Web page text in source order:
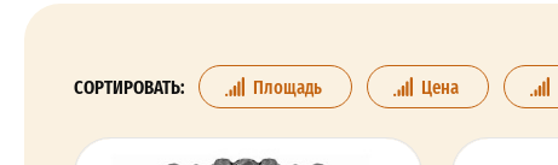
СОРТИРОВАТЬ: Площадь Цена